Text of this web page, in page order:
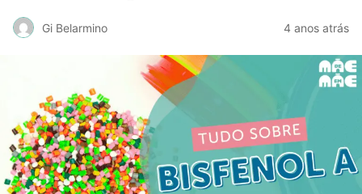
Gi Belarmino 4 anos atrás